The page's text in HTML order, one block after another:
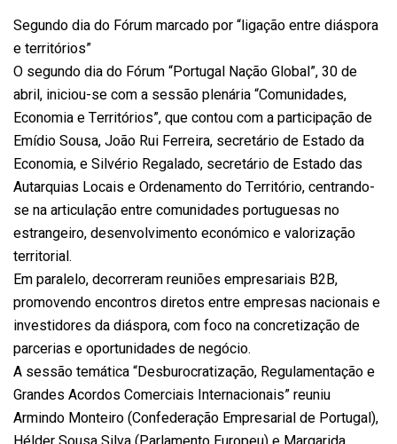
Segundo dia do Fórum marcado por “ligação entre diáspora
e territórios”
O segundo dia do Fórum “Portugal Nação Global”, 30 de
abril, iniciou-se com a sessão plenária “Comunidades,
Economia e Territórios”, que contou com a participação de
Emídio Sousa, João Rui Ferreira, secretário de Estado da
Economia, e Silvério Regalado, secretário de Estado das
Autarquias Locais e Ordenamento do Território, centrando-
se na articulação entre comunidades portuguesas no
estrangeiro, desenvolvimento económico e valorização
territorial.
Em paralelo, decorreram reuniões empresariais B2B,
promovendo encontros diretos entre empresas nacionais e
investidores da diáspora, com foco na concretização de
parcerias e oportunidades de negócio.
A sessão temática “Desburocratização, Regulamentação e
Grandes Acordos Comerciais Internacionais” reuniu
Armindo Monteiro (Confederação Empresarial de Portugal),